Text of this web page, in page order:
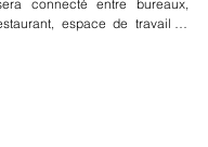
connecté entre bureaux,
espace de travail et